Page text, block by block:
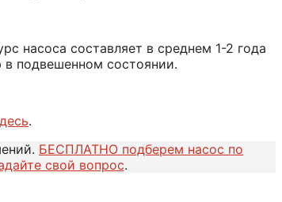
насоса составляет в среднем 1-2 года
в подвешенном состоянии.
.
БЕСПЛАТНО подберем насос по
свой вопрос.